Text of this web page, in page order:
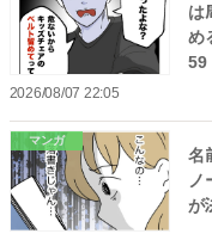
は
め
59
2026/08/07 22:05
マンガ
名
ノ
が